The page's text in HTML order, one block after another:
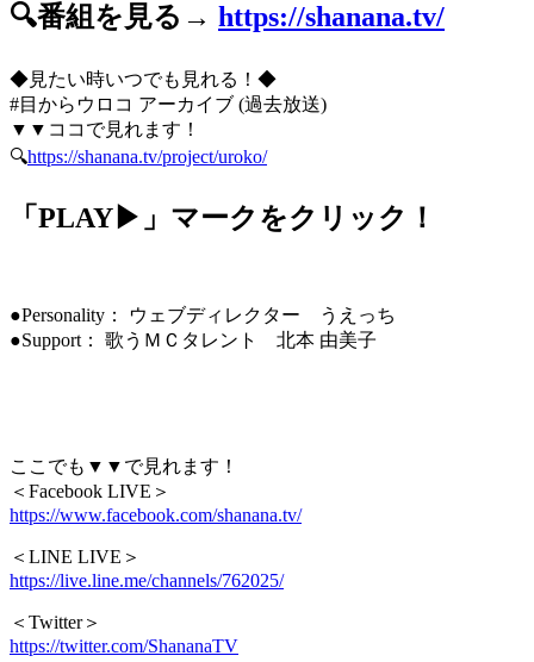
🔍番組を見る→ https://shanana.tv/
◆見たい時いつでも見れる！◆
#目からウロコ アーカイブ (過去放送)
▼▼ココで見れます！
🔍https://shanana.tv/project/uroko/
「PLAY▶」マークをクリック！
●Personality： ウェブディレクター うえっち
●Support： 歌うＭＣタレント 北本 由美子
ここでも▼▼で見れます！
＜Facebook LIVE＞
https://www.facebook.com/shanana.tv/
＜LINE LIVE＞
https://live.line.me/channels/762025/
＜Twitter＞
https://twitter.com/ShananaTV